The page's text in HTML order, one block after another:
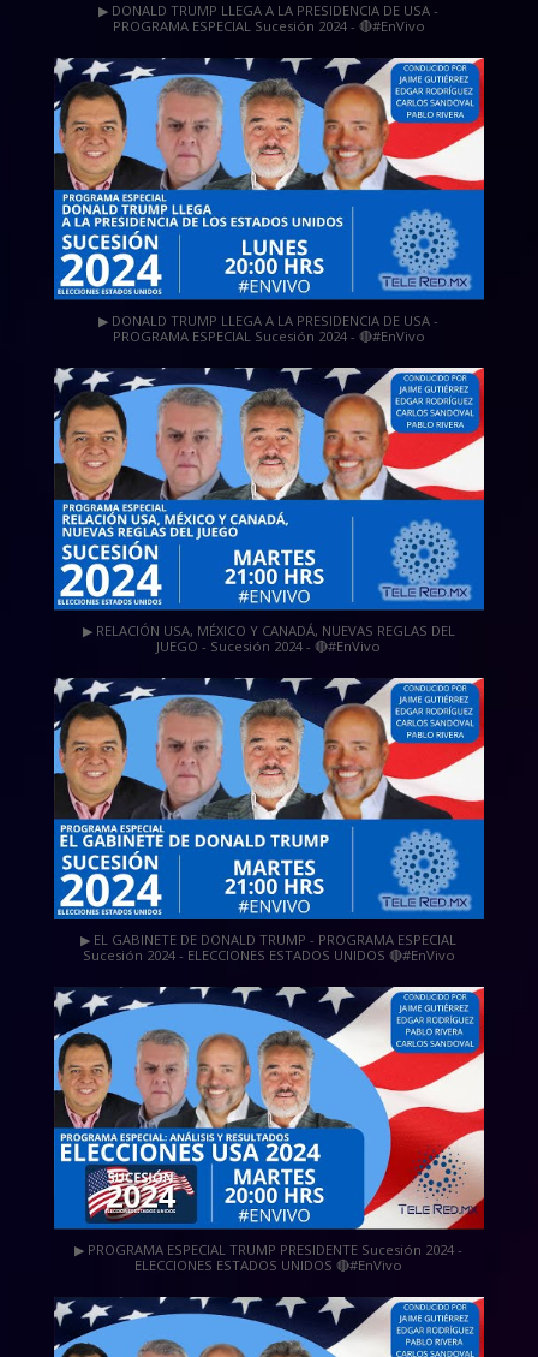
▶ DONALD TRUMP LLEGA A LA PRESIDENCIA DE USA -
PROGRAMA ESPECIAL Sucesión 2024 - 🔴#EnVivo
▶ DONALD TRUMP LLEGA A LA PRESIDENCIA DE USA -
PROGRAMA ESPECIAL Sucesión 2024 - 🔴#EnVivo
▶ RELACIÓN USA, MÉXICO Y CANADÁ, NUEVAS REGLAS DEL
JUEGO - Sucesión 2024 - 🔴#EnVivo
▶ EL GABINETE DE DONALD TRUMP - PROGRAMA ESPECIAL
Sucesión 2024 - ELECCIONES ESTADOS UNIDOS 🔴#EnVivo
▶ PROGRAMA ESPECIAL TRUMP PRESIDENTE Sucesión 2024 -
ELECCIONES ESTADOS UNIDOS 🔴#EnVivo